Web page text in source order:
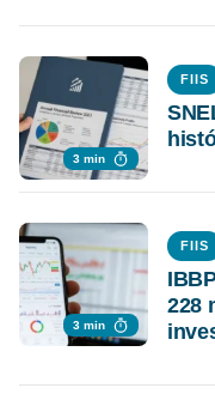
3 min
FIIS
3 min
FIIS
228